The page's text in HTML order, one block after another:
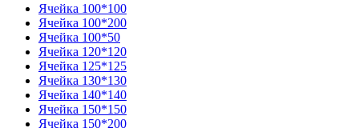
Ячейка 100*100
Ячейка 100*200
Ячейка 100*50
Ячейка 120*120
Ячейка 125*125
Ячейка 130*130
Ячейка 140*140
Ячейка 150*150
Ячейка 150*200